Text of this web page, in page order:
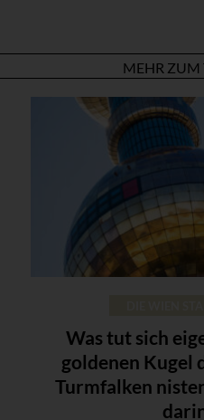
MEHR ZUM
Was tut sich
goldenen Kugel
Turmfalken